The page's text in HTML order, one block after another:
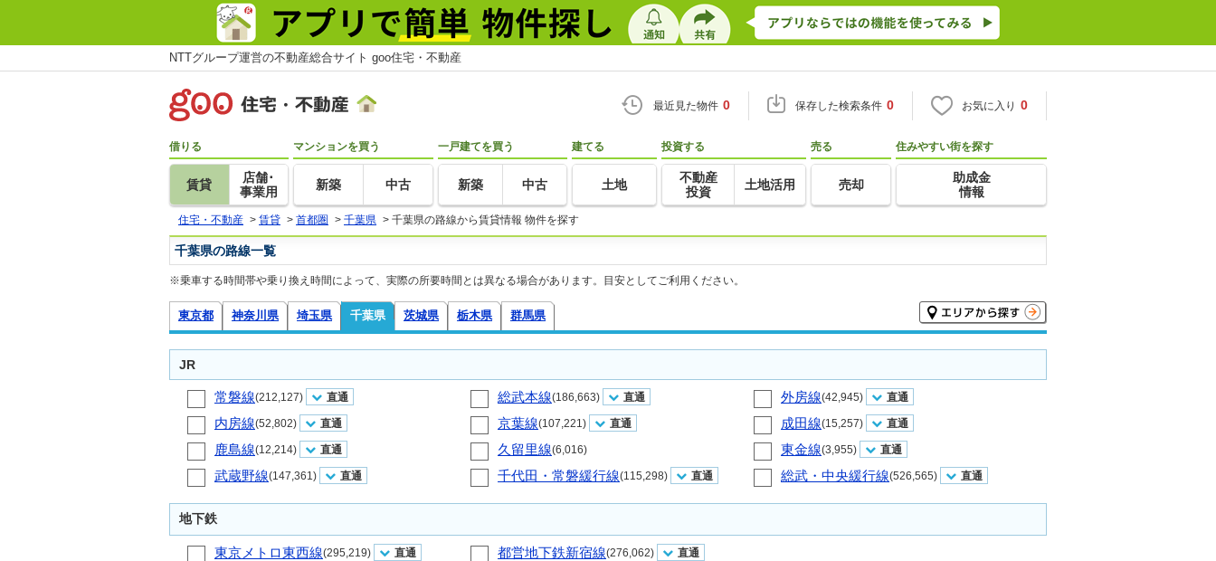
NTTグループ運営の不動産総合サイト goo住宅・不動産
最近見た物件 0 保存した検索条件 0 お気に入り 0
借りる
賃貸
店舗･
事業用
マンションを買う
新築 中古
一戸建てを買う
新築 中古
建てる
土地
投資する
不動産
投資
土地活用
売る
売却
住みやすい街を探す
助成金
情報
住宅・不動産 > 賃貸 > 首都圏 > 千葉県 > 千葉県の路線から賃貸情報 物件を探す
千葉県の路線一覧
※乗車する時間帯や乗り換え時間によって、実際の所要時間とは異なる場合があります。目安としてご利用ください。
東京都 神奈川県 埼玉県 千葉県 茨城県 栃木県 群馬県
JR
常磐線(212,127) 直通 総武本線(186,663) 直通 外房線(42,945) 直通
内房線(52,802) 直通 京葉線(107,221) 直通 成田線(15,257) 直通
鹿島線(12,214) 直通 久留里線(6,016) 東金線(3,955) 直通
武蔵野線(147,361) 直通 千代田・常磐緩行線(115,298) 直通 総武・中央緩行線(526,565) 直通
地下鉄
東京メトロ東西線(295,219) 直通 都営地下鉄新宿線(276,062) 直通